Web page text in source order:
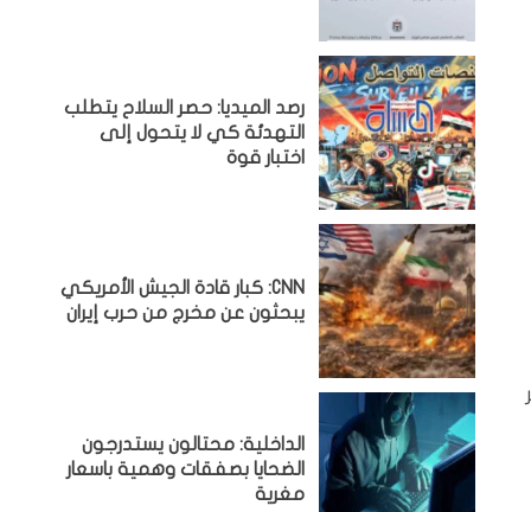
رصد الميديا: حصر السلاح يتطلب
التهدئة كي لا يتحول إلى
اختبار قوة
CNN: كبار قادة الجيش الأمريكي
يبحثون عن مخرج من حرب إيران
الداخلية: محتالون يستدرجون
الضحايا بصفقات وهمية باسعار
مغرية